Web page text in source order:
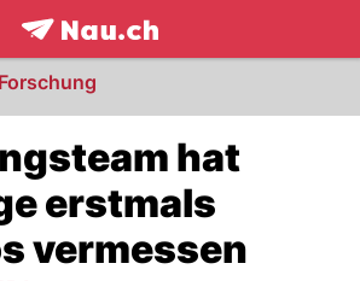
frontpage.NAU.ch
Forschung
hat
erstmals
vermessen